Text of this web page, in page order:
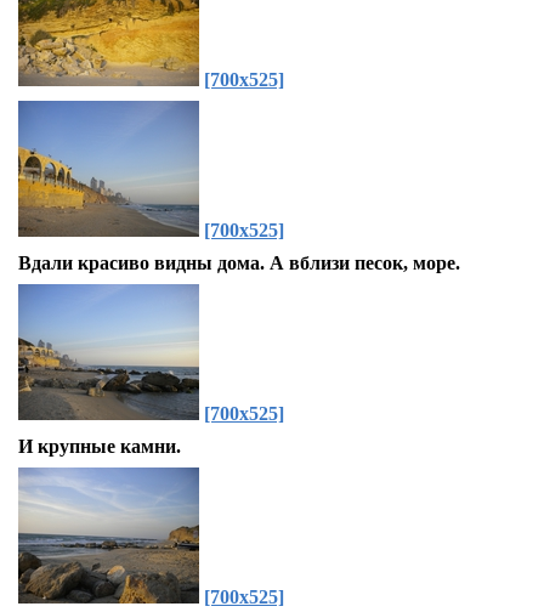
[700x525]
[700x525]
Вдали красиво видны дома. А вблизи песок, море.
[700x525]
И крупные камни.
[700x525]